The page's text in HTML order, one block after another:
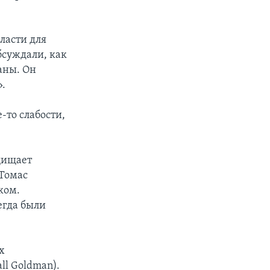
для
как
Он
слабости,
были
Goldman).